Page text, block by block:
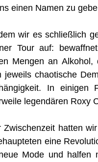
einen Namen zu
wir es schließlich
Tour auf:
Mengen an
jeweils chaotische
In
legendären Roxy
Zwischenzeit hatten
eine
Mode und halfen